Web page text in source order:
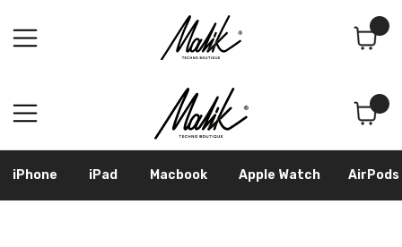
iPhone Apple Watch